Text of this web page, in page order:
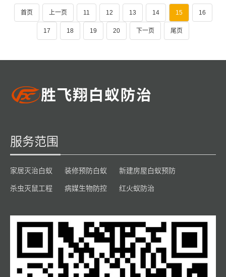
首页 上一页 11 12 13 14 15 16
17 18 19 20 下一页 尾页
服务范围
家居灭治白蚁 装修预防白蚁 新建房屋白蚁预防
杀虫灭鼠工程 病媒生物防控 红火蚁防治